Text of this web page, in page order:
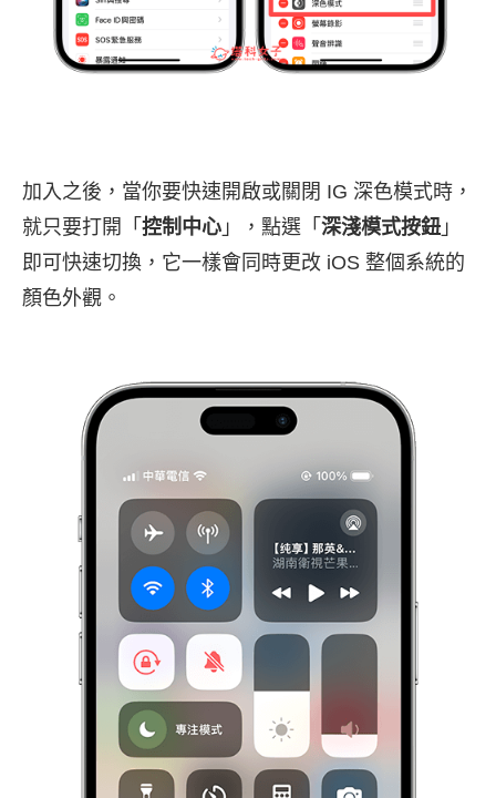
加入之後，當你要快速開啟或關閉 IG 深色模式時，
就只要打開「 控制中心 」，點選「 深淺模式按鈕 」
即可快速切換，它一樣會同時更改 iOS 整個系統的
顏色外觀。